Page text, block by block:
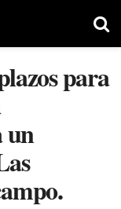
para
un